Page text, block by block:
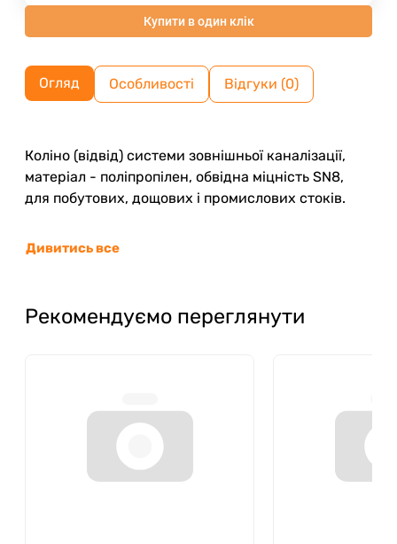
Купити в один клік
Огляд Особливості Відгуки (0)
Коліно (відвід) системи зовнішньої каналізації,
матеріал - поліпропілен, обвідна міцність SN8,
для побутових, дощових і промислових стоків.
Дивитись все
Рекомендуємо переглянути